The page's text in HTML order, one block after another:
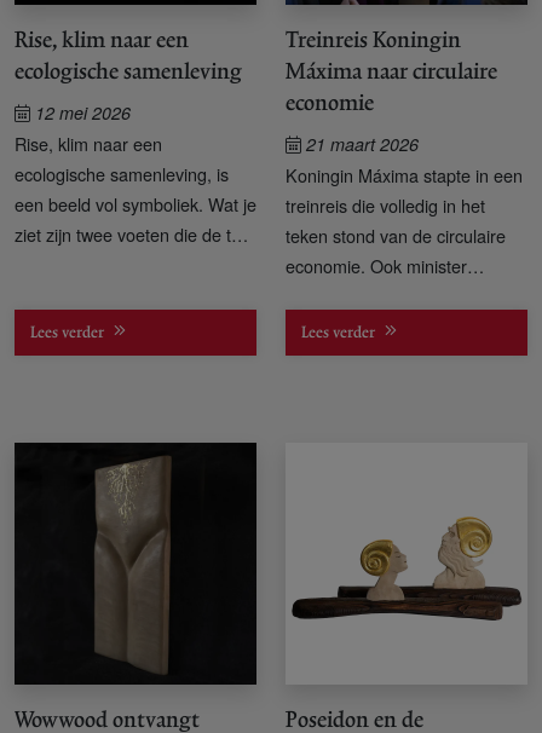
Rise, klim naar een
ecologische samenleving
12 mei 2026
Rise, klim naar een
ecologische samenleving, is
een beeld vol symboliek. Wat je
ziet zijn twee voeten die de top
Lees verder
Treinreis Koningin
Máxima naar circulaire
economie
21 maart 2026
Koningin Máxima stapte in een
treinreis die volledig in het
teken stond van de circulaire
economie. Ook minister
(Economische Zaken en
Klimaat) hoorde hoe directeur
Lees verder
Wowwood ontvangt
Poseidon en de